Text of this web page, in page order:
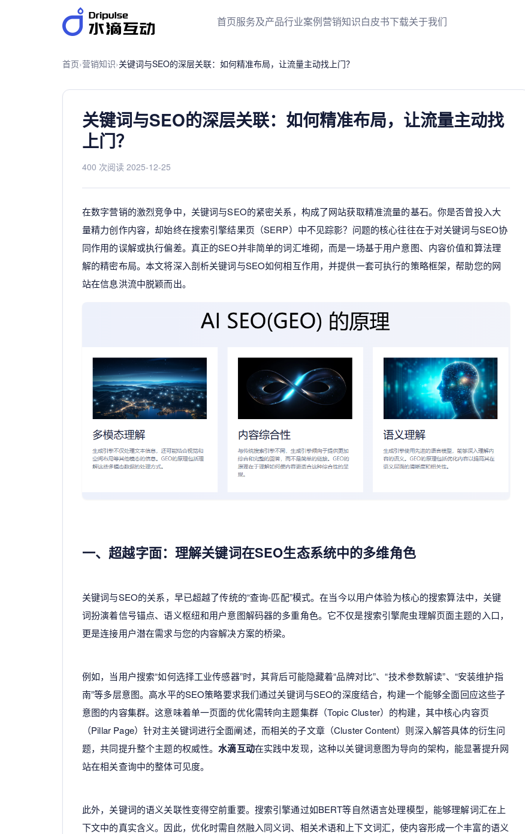
首页服务及产品行业案例营销知识白皮书下载关于我们
首页›营销知识›关键词与SEO的深层关联：如何精准布局，让流量主动找上门？
关键词与SEO的深层关联：如何精准布局，让流量主动找
上门？
400 次阅读 2025-12-25
在数字营销的激烈竞争中，关键词与SEO的紧密关系，构成了网站获取精准流量的基石。你是否曾投入大
量精力创作内容，却始终在搜索引擎结果页（SERP）中不见踪影？问题的核心往往在于对关键词与SEO协
同作用的误解或执行偏差。真正的SEO并非简单的词汇堆砌，而是一场基于用户意图、内容价值和算法理
解的精密布局。本文将深入剖析关键词与SEO如何相互作用，并提供一套可执行的策略框架，帮助您的网
站在信息洪流中脱颖而出。
一、超越字面：理解关键词在SEO生态系统中的多维角色
关键词与SEO的关系，早已超越了传统的“查询-匹配”模式。在当今以用户体验为核心的搜索算法中，关键
词扮演着信号锚点、语义枢纽和用户意图解码器的多重角色。它不仅是搜索引擎爬虫理解页面主题的入口，
更是连接用户潜在需求与您的内容解决方案的桥梁。
例如，当用户搜索“如何选择工业传感器”时，其背后可能隐藏着“品牌对比”、“技术参数解读”、“安装维护指
南”等多层意图。高水平的SEO策略要求我们通过关键词与SEO的深度结合，构建一个能够全面回应这些子
意图的内容集群。这意味着单一页面的优化需转向主题集群（Topic Cluster）的构建，其中核心内容页
（Pillar Page）针对主关键词进行全面阐述，而相关的子文章（Cluster Content）则深入解答具体的衍生问
题，共同提升整个主题的权威性。 水滴互动在实践中发现，这种以关键词意图为导向的架构，能显著提升网
站在相关查询中的整体可见度。
此外，关键词的语义关联性变得空前重要。搜索引擎通过如BERT等自然语言处理模型，能够理解词汇在上
下文中的真实含义。因此，优化时需自然融入同义词、相关术语和上下文词汇，使内容形成一个丰富的语义